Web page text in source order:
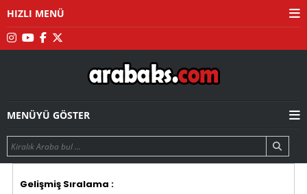
HIZLI MENÜ
MENÜYÜ GÖSTER
Gelişmiş Sıralama :